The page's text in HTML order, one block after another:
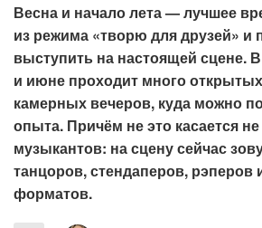
Весна и начало лета — лучшее
из режима «творю для друзей» и
выступить на настоящей сцене.
и июне проходит много
камерных вечеров, куда можно
опыта. Причём не это касается
музыкантов: на сцену сейчас
танцоров, стендаперов,
форматов.